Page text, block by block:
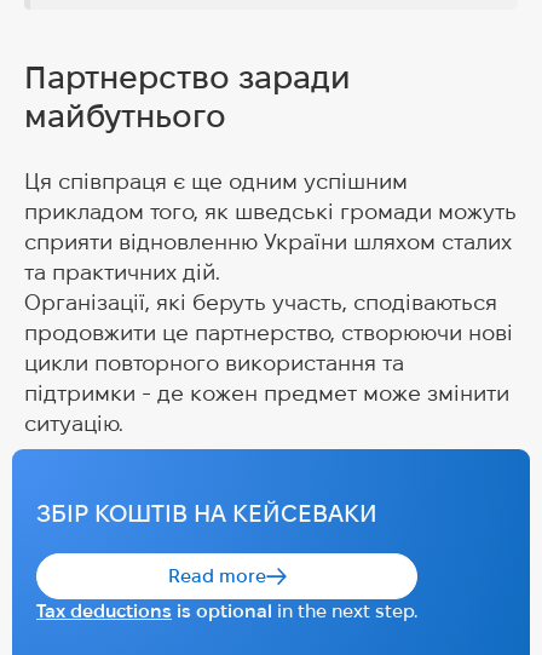
Партнерство заради
майбутнього
Ця співпраця є ще одним успішним
прикладом того, як шведські громади можуть
сприяти відновленню України шляхом сталих
та практичних дій.
Організації, які беруть участь, сподіваються
продовжити це партнерство, створюючи нові
цикли повторного використання та
підтримки - де кожен предмет може змінити
ситуацію.
ЗБІР КОШТІВ НА КЕЙСЕВАКИ
Read more
Tax deductions is optional in the next step.